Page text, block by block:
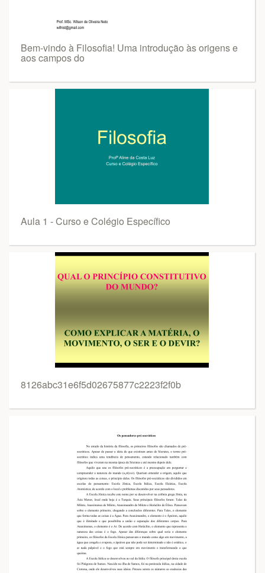
Bem-vindo à Filosofia! Uma introdução às origens e
aos campos do
Aula 1 - Curso e Colégio Específico
8126abc31e6f5d02675877c2223f2f0b